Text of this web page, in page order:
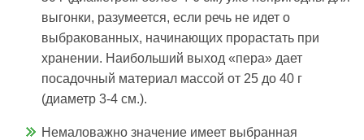
выгонки, разумеется, если речь не идет о
выбракованных, начинающих прорастать при
хранении. Наибольший выход «пера» дает
посадочный материал массой от 25 до 40 г
(диаметр 3-4 см.).
Немаловажно значение имеет выбранная